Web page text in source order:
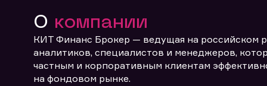
О компании
КИТ Финанс Брокер — ведущая на российском
аналитиков, специалистов и менеджеров,
частным и корпоративным клиентам
на фондовом рынке.